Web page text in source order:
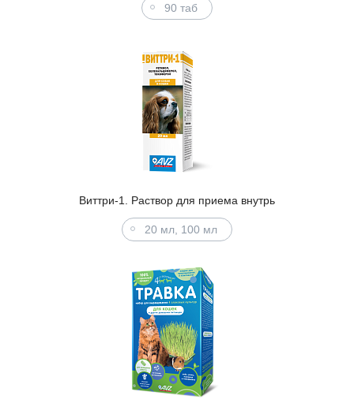
90 таб
Виттри-1. Раствор для приема внутрь
20 мл, 100 мл